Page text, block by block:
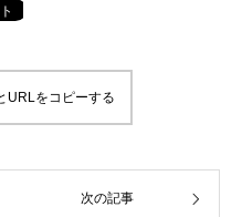
URLをコピーする
次の記事